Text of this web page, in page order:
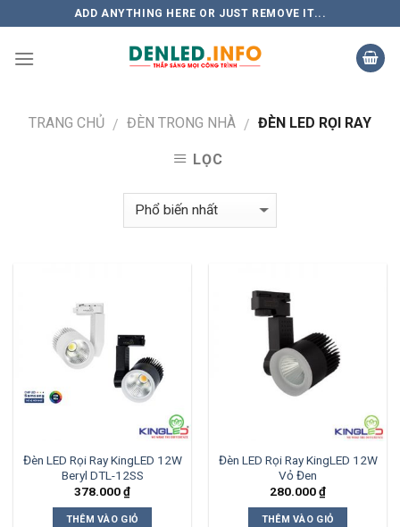
to
content
ADD ANYTHING HERE OR JUST REMOVE IT...
TRANG CHỦ / ĐÈN TRONG NHÀ / ĐÈN LED RỌI RAY
LỌC
Đèn LED Rọi Ray KingLED 12W
Beryl DTL-12SS
378.000₫
THÊM VÀO GIỎ
Đèn LED Rọi Ray KingLED 12W
Vỏ Đen
280.000₫
THÊM VÀO GIỎ